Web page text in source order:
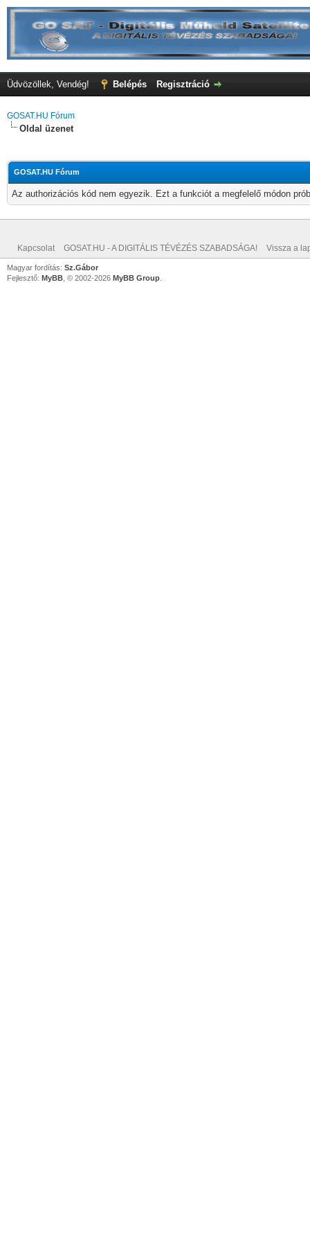
Üdvözöllek, Vendég! Belépés Regisztráció
GOSAT.HU Fórum
Oldal üzenet
GOSAT.HU Fórum
Az authorizációs kód nem egyezik. Ezt a funkciót a megfelelő módon
Kapcsolat GOSAT.HU - A DIGITÁLIS TÉVÉZÉS SZABADSÁGA! Vissza a
Magyar fordítás: Sz.Gábor
Fejlesztő: MyBB , © 2002-2026 MyBB Group